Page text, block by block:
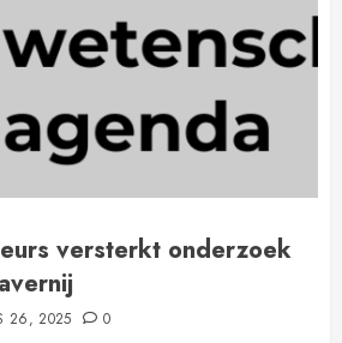
versterkt onderzoek
26, 2025 0